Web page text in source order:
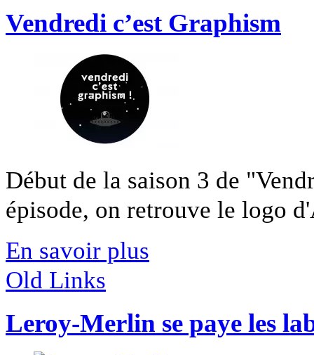
Vendredi c’est Graphism
Début de la saison 3 de
épisode, on retrouve le logo
En savoir plus
Old Links
Leroy-Merlin se paye les